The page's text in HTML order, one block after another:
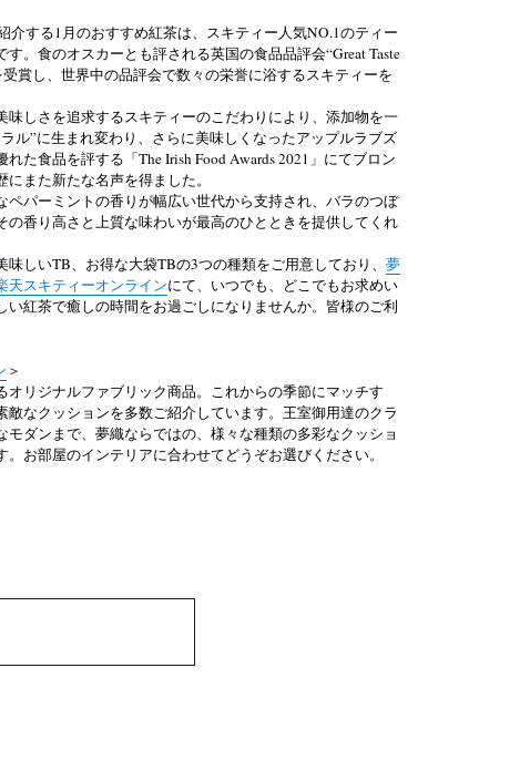
介する1月のおすすめ紅茶は、スキティー人気NO.1のティー
す。食のオスカーとも評される英国の食品品評会“Great Taste
賞し、世界中の品評会で数々の栄誉に浴するスキティーを
味しさを追求するスキティーのこだわりにより、添加物を一
ル”に生まれ変わり、さらに美味しくなったアップルラブズ
れた食品を評する「The Irish Food Awards 2021」にてブロン
また新たな名声を得ました。
ペパーミントの香りが幅広い世代から支持され、バラのつぼ
の香り高さと上質な味わいが最高のひとときを提供してくれ
しいTB、お得な大袋TBの3つの種類をご用意しており、 夢
天スキティーオンラインにて、いつでも、どこでもお求めい
い紅茶で癒しの時間をお過ごしになりませんか。 皆様のご利
＞
オリジナルファブリック商品。これからの季節にマッチす
敵なクッションを多数ご紹介しています。王室御用達のクラ
モダンまで、夢織ならではの、様々な種類の多彩なクッショ
お部屋のインテリアに合わせてどうぞお選びください。